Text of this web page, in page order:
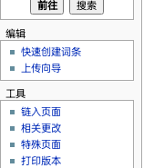
编辑
快速创建词条
上传向导
工具
链入页面
相关更改
特殊页面
打印版本